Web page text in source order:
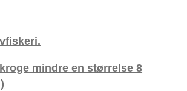
mindre en størrelse 8